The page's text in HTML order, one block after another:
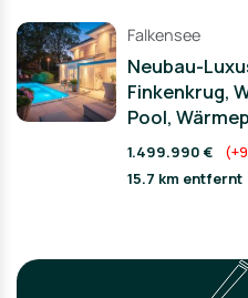
Falkensee
Neubau-
Finkenkrug,
Pool,
1.499.990 €
15.7 km entfernt